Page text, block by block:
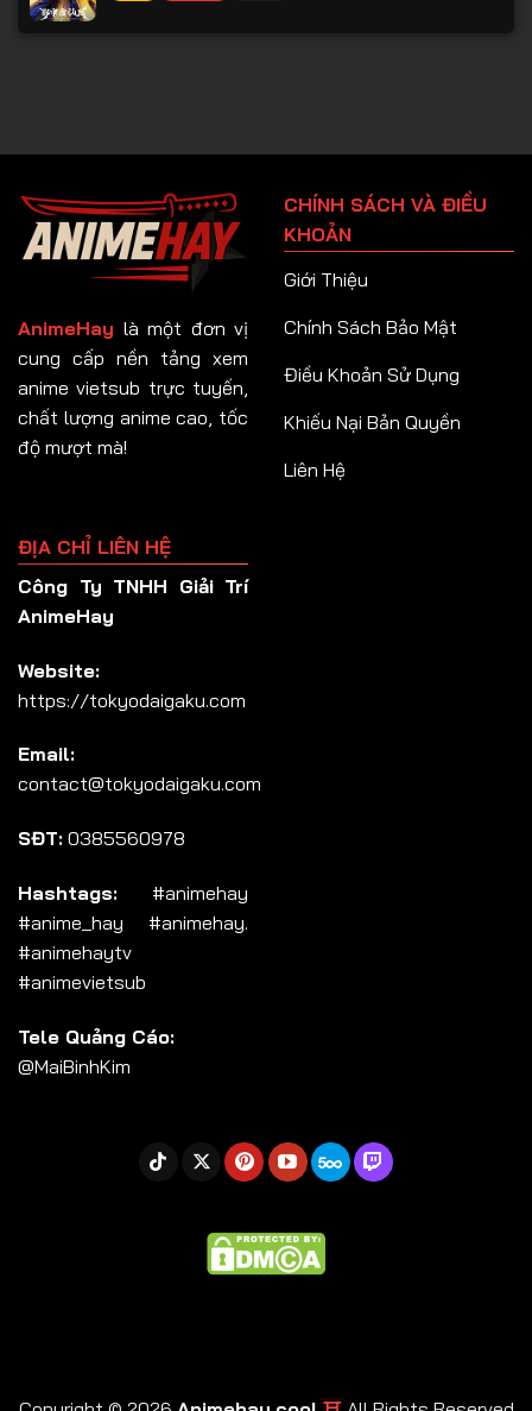
AnimeHay là một đơn vị
cung cấp nền tảng xem
anime vietsub trực tuyến,
chất lượng anime cao, tốc
độ mượt mà!
CHÍNH SÁCH VÀ ĐIỀU
KHOẢN
Giới Thiệu
Chính Sách Bảo Mật
Điều Khoản Sử Dụng
Khiếu Nại Bản Quyền
Liên Hệ
ĐỊA CHỈ LIÊN HỆ
Công Ty TNHH Giải Trí
AnimeHay
Website:
https://tokyodaigaku.com
Email:
contact@tokyodaigaku.com
SĐT: 0385560978
Hashtags: #animehay
#anime_hay #animehay.
#animehaytv
#animevietsub
Tele Quảng Cáo:
@MaiBinhKim